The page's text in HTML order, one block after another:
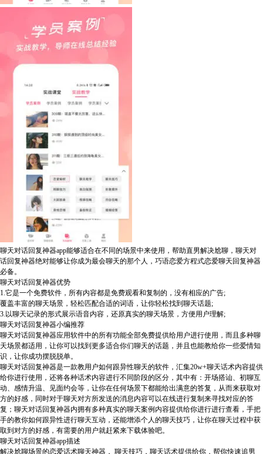
聊天对话回复神器app能够适合在不同的场景中来使用，帮助直男解决尬聊，聊天对
话回复神器绝对能够让你成为最会聊天的那个人，巧语恋爱方程式恋爱聊天回复神器
必备。
聊天对话回复神器优势
1.它是一个免费软件，所有内容都是免费观看和复制的，没有相应的广告;
覆盖丰富的聊天场景，轻松匹配合适的词语，让你轻松找到聊天话题;
3.以聊天记录的形式展示语音内容，还原真实的聊天场景，方便用户理解;
聊天对话回复神器小编推荐
聊天对话回复神器应用软件中的所有功能全部免费提供给用户进行使用，而且多种聊
天场景都适用，让你可以找到更多适合你们聊天的话题，并且也能教给你一些爱情知
识，让你成功摆脱脱单。
聊天对话回复神器是一款教用户如何跟异性聊天的软件，汇集20w+聊天话术内容提供
给你进行使用，还将各种话术内容进行不同阶段的区分，其中有：开场搭讪、初聊互
动、感情升温、见面约会等，让你在任何场景下都能给出满意的答复，从而来获取对
方的好感，同时对于聊天对方所发送的消息内容可以在线进行复制来寻找对应的答
复；聊天对话回复神器内拥有多种真实的聊天案例内容提供给你进行进行查看，手把
手的教你如何跟异性进行聊天互动，还能增添个人的聊天技巧，让你在聊天过程中获
取到对方的好感，有需要的用户就赶紧来下载体验吧。
聊天对话回复神器app描述
解决尬聊场景的恋爱话术聊天神器， 聊天技巧，聊天话术提供给你，帮你快速追男